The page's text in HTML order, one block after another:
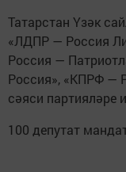
Татарстан Үзәк
«ЛДПР — Россия
Россия —
Россия», «КПРФ —
сәяси партияләре
100 депутат